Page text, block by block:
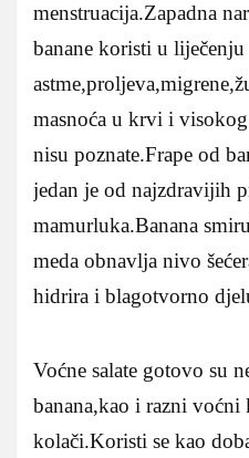
menstruacija.Zapadna
banane koristi u liječenju
masnoća u krvi i
nisu poznate.Frape od
jedan je od najzdravijih
mamurluka.Banana
meda obnavlja nivo
hidrira i blagotvorno
Voćne salate gotovo su
banana,kao i razni
kolači.Koristi se kao